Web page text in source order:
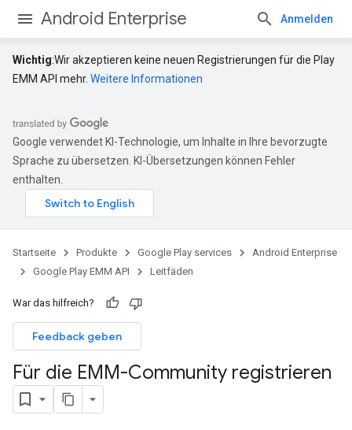
Android Enterprise Anmelden
Wichtig:Wir akzeptieren keine neuen Registrierungen für die Play
EMM API mehr. Weitere Informationen
Google verwendet KI-Technologie, um Inhalte in Ihre bevorzugte
Sprache zu übersetzen. KI-Übersetzungen können Fehler
enthalten.
Startseite Produkte Google Play services
Android Enterprise
Google Play EMM API
Leitfäden
War das hilfreich?
Feedback geben
Für die EMM-Community registrieren